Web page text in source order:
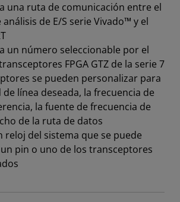
una ruta de comunicación entre el
de E/S serie Vivado™ y el
un número seleccionable por el
FPGA GTZ de la serie 7
se pueden personalizar para
de línea deseada, la frecuencia de
la fuente de frecuencia de
de la ruta de datos
reloj del sistema que se puede
pin o uno de los transceptores